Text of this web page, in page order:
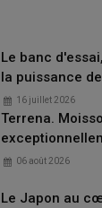
Le banc
la puissance
16 juillet 2026
Terrena.
06 août 2026
Le Japon au